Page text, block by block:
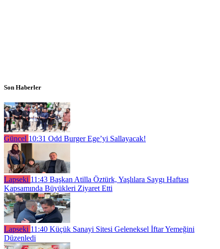
Son Haberler
Güncel 10:31 Odd Burger Ege’yi Sallayacak!
Lapseki 11:43 Başkan Atilla Öztürk, Yaşlılara Saygı Haftası
Kapsamında Büyükleri Ziyaret Etti
Lapseki 11:40 Küçük Sanayi Sitesi Geleneksel İftar Yemeğini
Düzenledi